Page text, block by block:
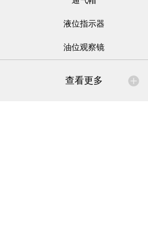
液位指示器
油位观察镜
查看更多